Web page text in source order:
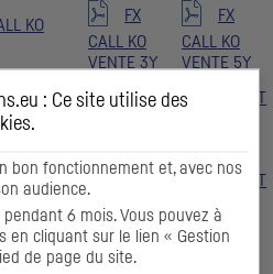
KO
FX
CALL KO
VENTE 3Y
FX
CALL KO
VENTE 5Y
KO
FX PUT
FX PUT
KO
KO VENTE
3Y
FX PUT
KO VENTE
5Y
FX
: Ce site utilise des
.
bon fonctionnement et, avec nos
audience.
6 mois. Vous pouvez à
en cliquant sur le lien « Gestion
de page du site.